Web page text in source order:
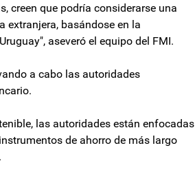
creen que podría considerarse una
extranjera, basándose en la
aseveró el equipo del FMI.
a cabo las autoridades
las autoridades están enfocadas
de ahorro de más largo